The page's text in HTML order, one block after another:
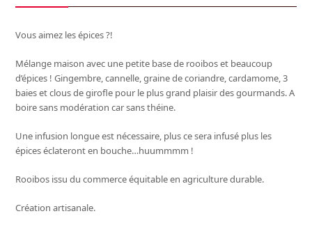
Vous aimez les épices ?!
Mélange maison avec une petite base de rooibos et beaucoup
d’épices ! Gingembre, cannelle, graine de coriandre, cardamome, 3
baies et clous de girofle pour le plus grand plaisir des gourmands. A
boire sans modération car sans théine.
Une infusion longue est nécessaire, plus ce sera infusé plus les
épices éclateront en bouche…huummmm !
Rooibos issu du commerce équitable en agriculture durable.
Création artisanale.